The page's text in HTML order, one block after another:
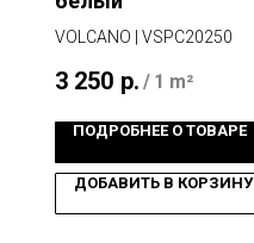
VOLCANO | VSPC20250
3 250 р. / 1 m²
ПОДРОБНЕЕ О ТОВАРЕ
ДОБАВИТЬ В КОРЗИНУ